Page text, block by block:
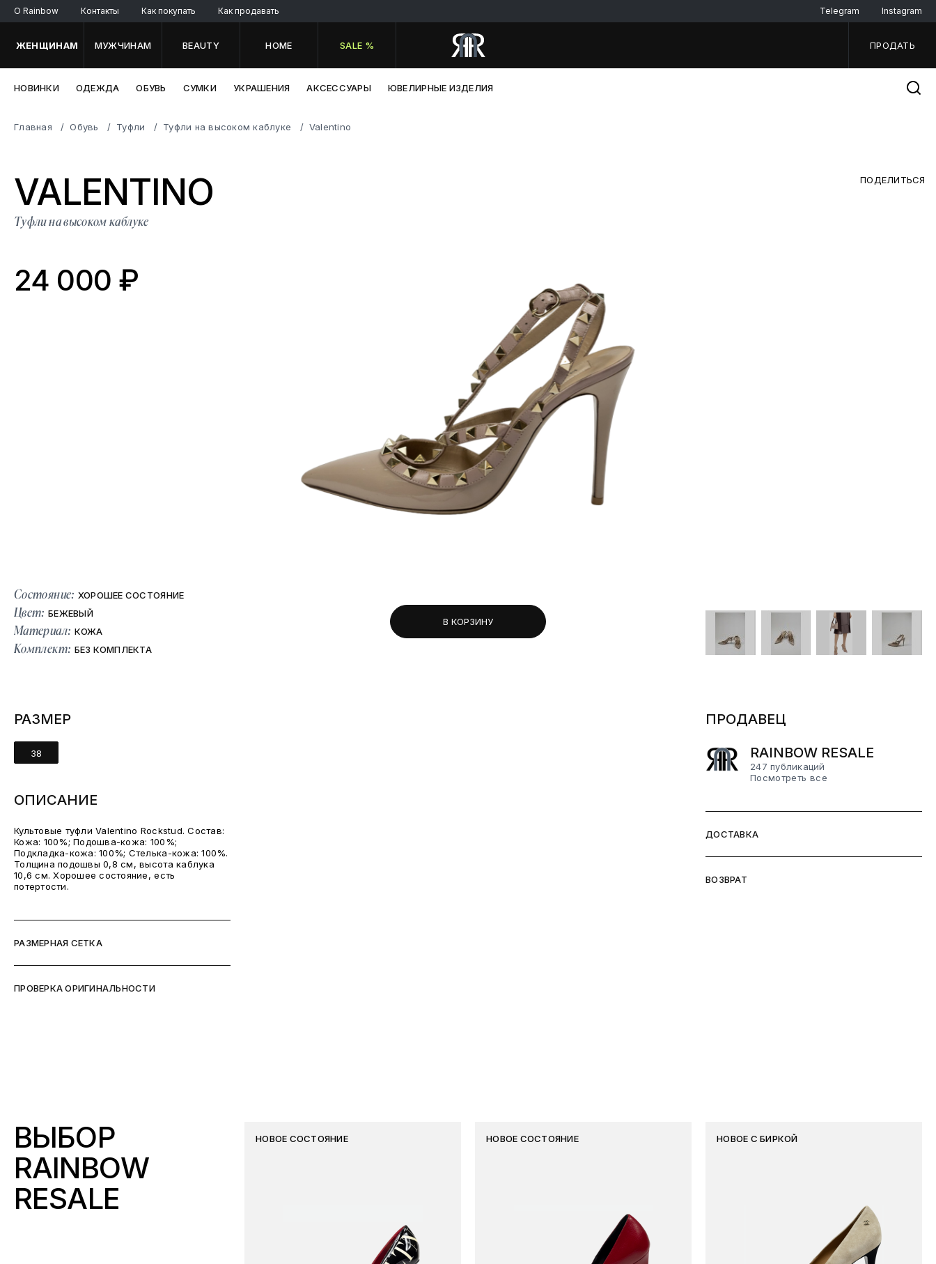
O Rainbow Контакты Как покупать Как продавать Telegram Instagram
ЖЕНЩИНАМ МУЖЧИНАМ BEAUTY HOME SALE % ПРОДАТЬ
НОВИНКИ ОДЕЖДА ОБУВЬ СУМКИ УКРАШЕНИЯ АКСЕССУАРЫ ЮВЕЛИРНЫЕ ИЗДЕЛИЯ
Главная Обувь Туфли Туфли на высоком каблуке Valentino
VALENTINO
Туфли на высоком каблуке
24 000 ₽
Состояние: ХОРОШЕЕ СОСТОЯНИЕ
Цвет: БЕЖЕВЫЙ
Материал: КОЖА
Комплект: БЕЗ КОМПЛЕКТА
В КОРЗИНУ
ПОДЕЛИТЬСЯ
РАЗМЕР
38
ОПИСАНИЕ
Культовые туфли Valentino Rockstud. Состав:
Кожа: 100%; Подошва-кожа: 100%;
Подкладка-кожа: 100%; Стелька-кожа: 100%.
Толщина подошвы 0,8 см, высота каблука
10,6 см. Хорошее состояние, есть
потертости.
РАЗМЕРНАЯ СЕТКА
ПРОВЕРКА ОРИГИНАЛЬНОСТИ
ПРОДАВЕЦ
RAINBOW RESALE
247 публикаций
Посмотреть все
ДОСТАВКА
ВОЗВРАТ
ВЫБОР
RAINBOW
RESALE
НОВОЕ СОСТОЯНИЕ НОВОЕ СОСТОЯНИЕ НОВОЕ С БИРКОЙ